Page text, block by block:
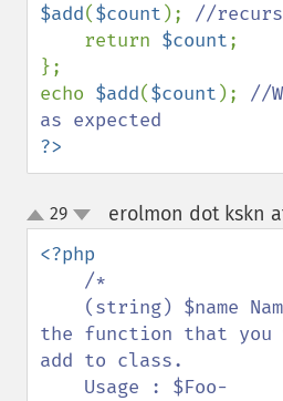
$add($count ); //
return $count;
};
echo $add($count ); //
?>
up
down
29 erolmon dot kskn
<?php
/*
the function that
add to class.